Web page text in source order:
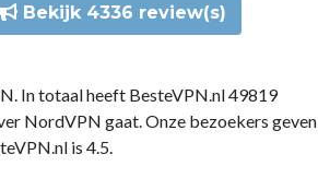
Bekijk 4336 review(s)
In totaal heeft BesteVPN.nl 49819
NordVPN gaat. Onze bezoekers geven
is 4.5.